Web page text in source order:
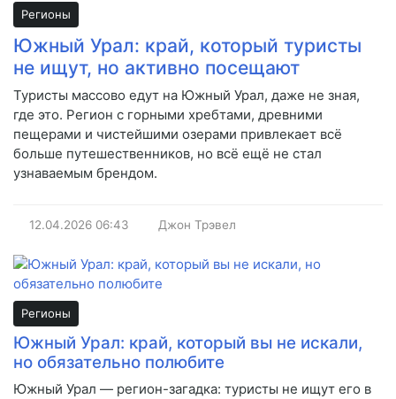
Регионы
Южный Урал: край, который туристы
не ищут, но активно посещают
Туристы массово едут на Южный Урал, даже не зная,
где это. Регион с горными хребтами, древними
пещерами и чистейшими озерами привлекает всё
больше путешественников, но всё ещё не стал
узнаваемым брендом.
12.04.2026 06:43 Джон Трэвел
Регионы
Южный Урал: край, который вы не искали,
но обязательно полюбите
Южный Урал — регион-загадка: туристы не ищут его в